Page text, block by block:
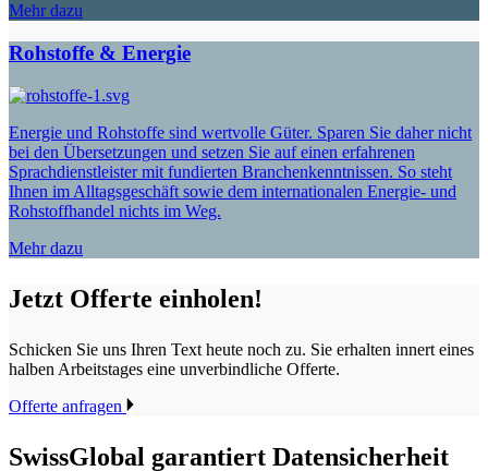
Mehr dazu
Rohstoffe & Energie
Energie und Rohstoffe sind wertvolle Güter. Sparen Sie daher nicht
bei den Übersetzungen und setzen Sie auf einen erfahrenen
Sprachdienstleister mit fundierten Branchenkenntnissen. So steht
Ihnen im Alltagsgeschäft sowie dem internationalen Energie- und
Rohstoffhandel nichts im Weg.
Mehr dazu
Jetzt Offerte einholen!
Schicken Sie uns Ihren Text heute noch zu. Sie erhalten innert eines
halben Arbeitstages eine unverbindliche Offerte.
Offerte anfragen
SwissGlobal garantiert Datensicherheit